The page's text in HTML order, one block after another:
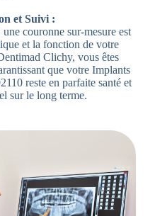
et Suivi :
couronne sur-mesure est
et la fonction de votre
Clichy, vous êtes
que votre Implants
reste en parfaite santé et
sur le long terme.